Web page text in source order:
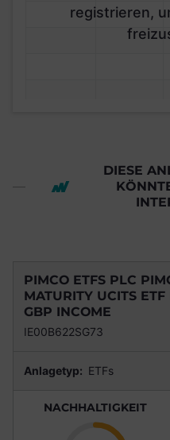
registrieren,
DIESE
PIMCO ETFS PLC
MATURITY UCITS
GBP INCOME
IE00B622SG73
Anlagetyp: ETFs
NACHHALTIGKEIT